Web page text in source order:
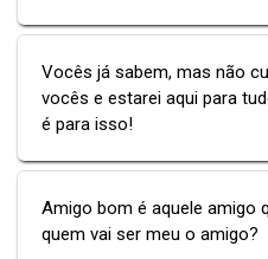
Vocês já sabem, mas não
vocês e estarei aqui para
é para isso!
Amigo bom é aquele amigo
quem vai ser meu o amigo?